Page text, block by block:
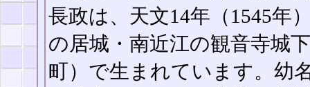
長政は、天文14年（1545年
の居城・南近江の観音寺城
町）で生まれています。幼